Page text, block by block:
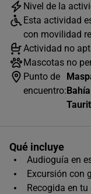
L
M X
3
4 5
24
25
31
Horas
Nivel de la
Esta actividad
con movilidad
Actividad no
Mascotas no
Punto de
encuentro:
Qué incluye
Audioguía en
Excursión con
Recogida en